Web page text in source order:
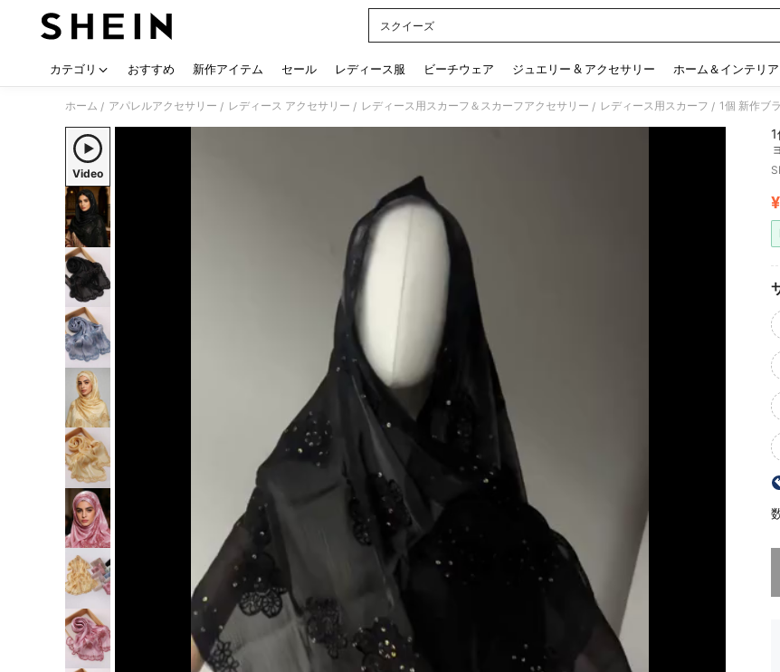
スクイーズ
カテゴリ おすすめ 新作アイテム セール レディース服 ビーチウェア ジュエリー & アクセサリー ホーム＆インテリア
ホーム / アパレルアクセサリー / レディース アクセサリー / レディース用スカーフ＆スカーフアクセサリー / レディース用スカーフ /
Video
¥